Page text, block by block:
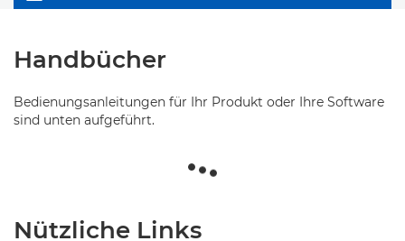
Handbücher
Bedienungsanleitungen für Ihr Produkt oder Ihre Software
sind unten aufgeführt.
Nützliche Links